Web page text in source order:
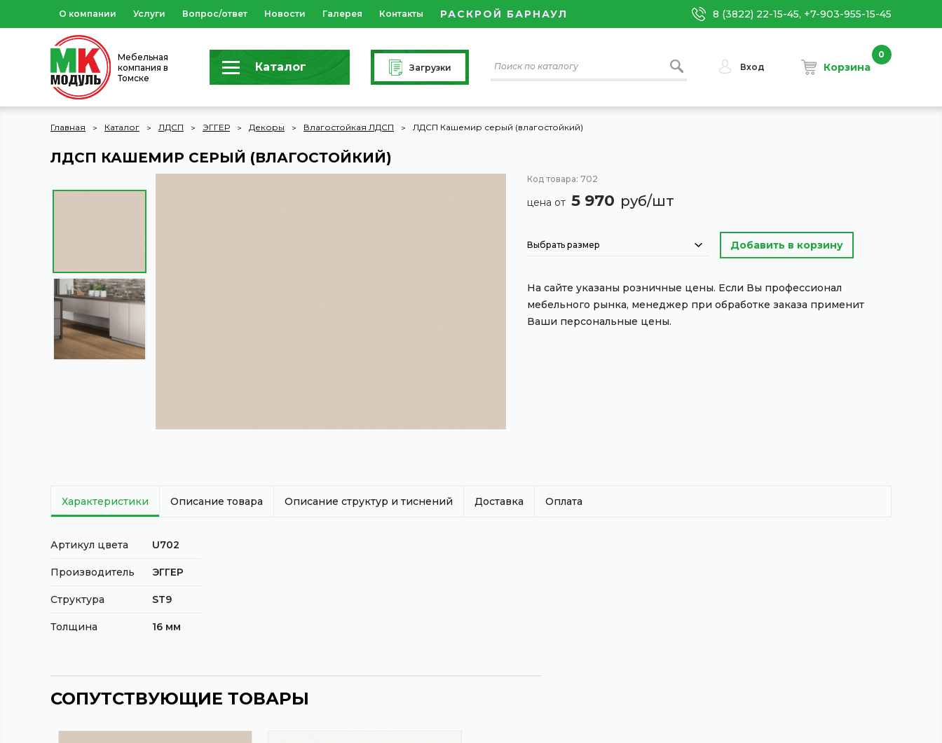
О компании Услуги Вопрос/ответ Новости Галерея Контакты РАСКРОЙ БАРНАУЛ 8 (3822) 22-15-45, +7-903-955-15-45
Мебельная
компания в
Томске
Каталог Загрузки Вход Корзина
0
Главная Каталог ЛДСП ЭГГЕР Декоры Влагостойкая ЛДСП ЛДСП Кашемир серый (влагостойкий)
ЛДСП КАШЕМИР СЕРЫЙ (ВЛАГОСТОЙКИЙ)
Код товара: 702
цена от 5 970 руб/шт
Выбрать размер
На сайте указаны розничные цены. Если Вы профессионал
мебельного рынка, менеджер при обработке заказа применит
Ваши персональные цены.
Характеристики Описание товара Описание структур и тиснений Доставка Оплата
Артикул цвета U702
Производитель ЭГГЕР
Структура ST9
Толщина 16 мм
СОПУТСТВУЮЩИЕ ТОВАРЫ